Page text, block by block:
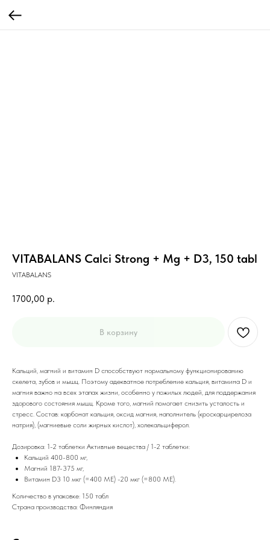
VITABALANS Calci Strong + Mg + D3, 150 tabl
VITABALANS
1700,00 р.
В корзину
Кальций, магний и витамин D способствуют нормальному функционированию
скелета, зубов и мышц. Поэтому адекватное потребление кальция, витамина D и
магния важно на всех этапах жизни, особенно у пожилых людей, для поддержания
здорового состояния мышц. Кроме того, магний помогает снизить усталость и
стресс. Состав: карбонат кальция, оксид магния, наполнитель (кроскарцирелоза
натрия), (магниевые соли жирных кислот), холекальциферол.
Дозировка: 1-2 таблетки Активные вещества / 1-2 таблетки:
Кальций 400-800 мг,
Магний 187-375 мг,
Витамин D3 10 мкг (=400 МЕ) -20 мкг (=800 МЕ).
Количество в упаковке: 150 табл
Страна производства: Финляндия